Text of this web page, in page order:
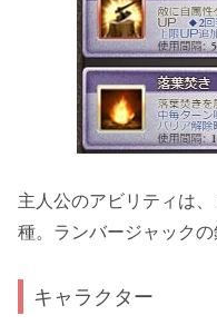
主人公のアビリティは
種。 ランバージャック
キャラクター